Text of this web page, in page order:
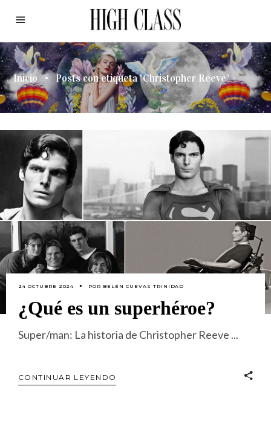
Inicio • Posts con etiqueta "Christopher Reeve"
24 OCTUBRE 2024 POR BELÉN CUEVAS TRINIDAD
¿Qué es un superhéroe?
Super/man: La historia de Christopher Reeve
CONTINUAR LEYENDO